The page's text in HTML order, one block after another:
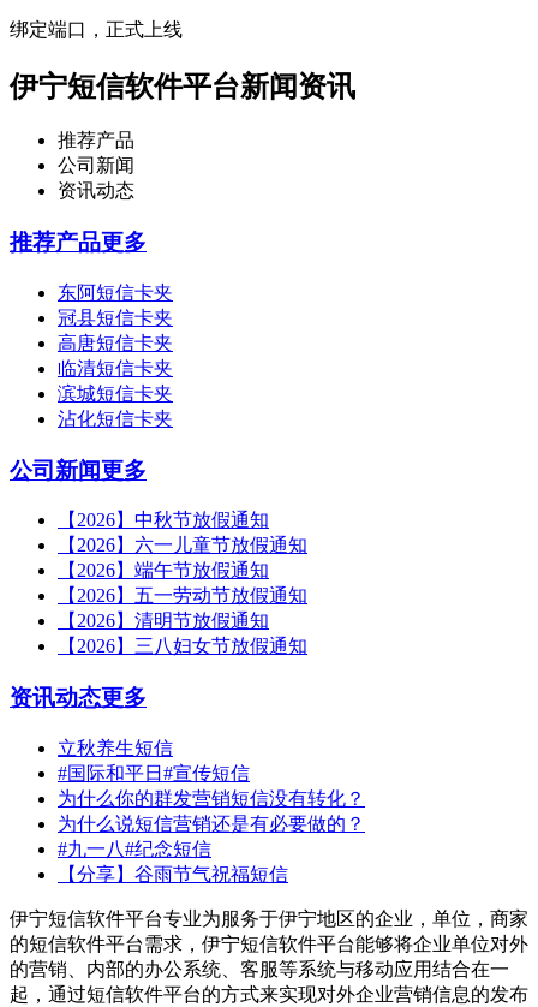
绑定端口，正式上线
伊宁短信软件平台新闻资讯
推荐产品
公司新闻
资讯动态
推荐产品更多
东阿短信卡夹
冠县短信卡夹
高唐短信卡夹
临清短信卡夹
滨城短信卡夹
沾化短信卡夹
公司新闻更多
【2026】中秋节放假通知
【2026】六一儿童节放假通知
【2026】端午节放假通知
【2026】五一劳动节放假通知
【2026】清明节放假通知
【2026】三八妇女节放假通知
资讯动态更多
立秋养生短信
#国际和平日#宣传短信
为什么你的群发营销短信没有转化？
为什么说短信营销还是有必要做的？
#九一八#纪念短信
【分享】谷雨节气祝福短信
伊宁短信软件平台专业为服务于伊宁地区的企业，单位，商家
的短信软件平台需求，伊宁短信软件平台能够将企业单位对外
的营销、内部的办公系统、客服等系统与移动应用结合在一
起，通过短信软件平台的方式来实现对外企业营销信息的发布